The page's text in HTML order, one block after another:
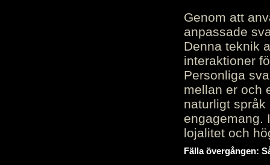
Genom att
anpassade
Denna teknik
interaktioner
Personliga
mellan er och
naturligt
engagemang.
lojalitet och
Fälla övergången: